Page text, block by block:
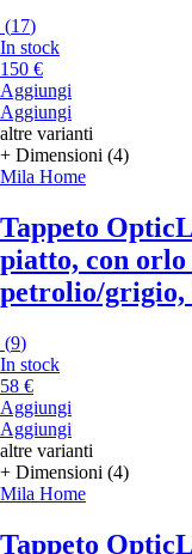
(17)
In stock
150 €
Aggiungi
Aggiungi
altre varianti
+ Dimensioni (4)
Mila Home
Tappeto Optic
piatto, con
petrolio/grigio,
(9)
In stock
58 €
Aggiungi
Aggiungi
altre varianti
+ Dimensioni (4)
Mila Home
Tappeto Optic